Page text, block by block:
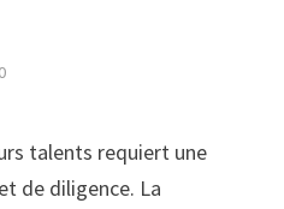
talents requiert une
de diligence. La